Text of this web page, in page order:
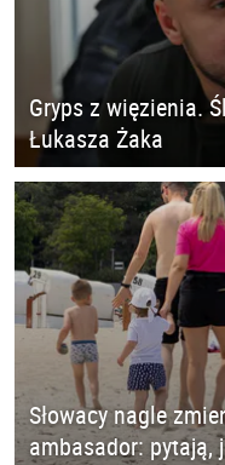
Gryps z więzienia.
Łukasza Żaka
Słowacy nagle
ambasador: pytają,